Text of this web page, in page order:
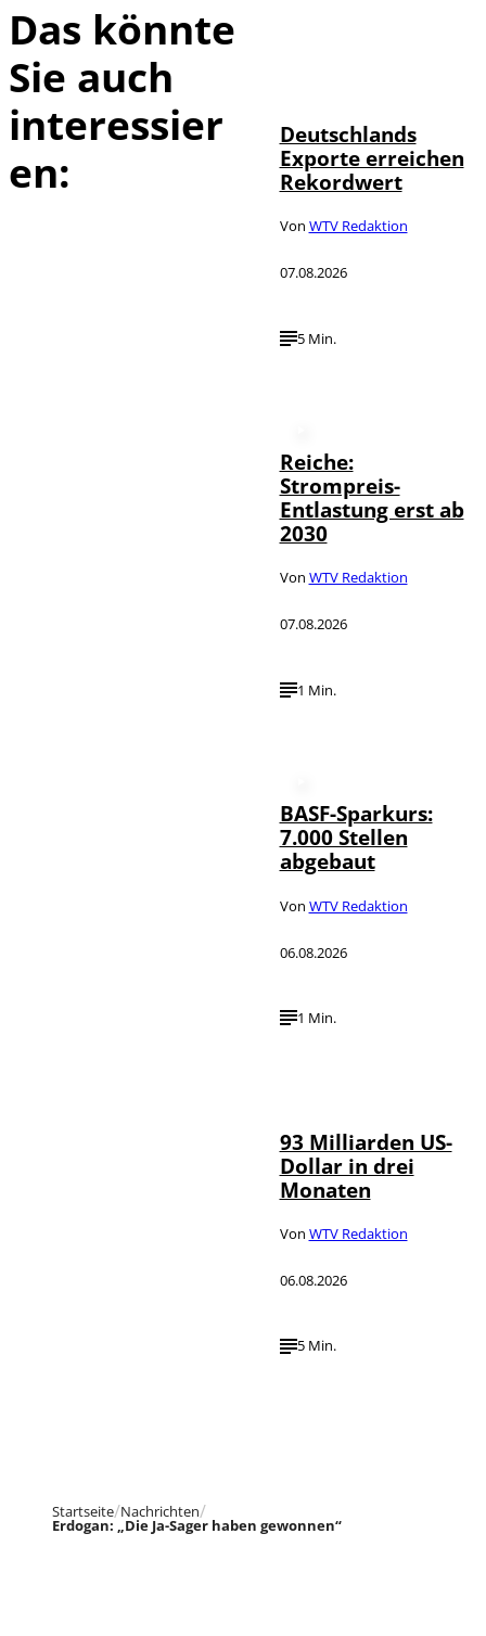
Das könnte
Sie auch
interessier
en:
Deutschlands
Exporte erreichen
Rekordwert
Von WTV Redaktion
07.08.2026
5 Min.
Reiche:
Strompreis-
Entlastung erst ab
2030
Von WTV Redaktion
07.08.2026
1 Min.
BASF-Sparkurs:
7.000 Stellen
abgebaut
Von WTV Redaktion
06.08.2026
1 Min.
93 Milliarden US-
Dollar in drei
Monaten
Von WTV Redaktion
06.08.2026
5 Min.
Startseite Nachrichten
Erdogan: „Die Ja-Sager haben gewonnen“